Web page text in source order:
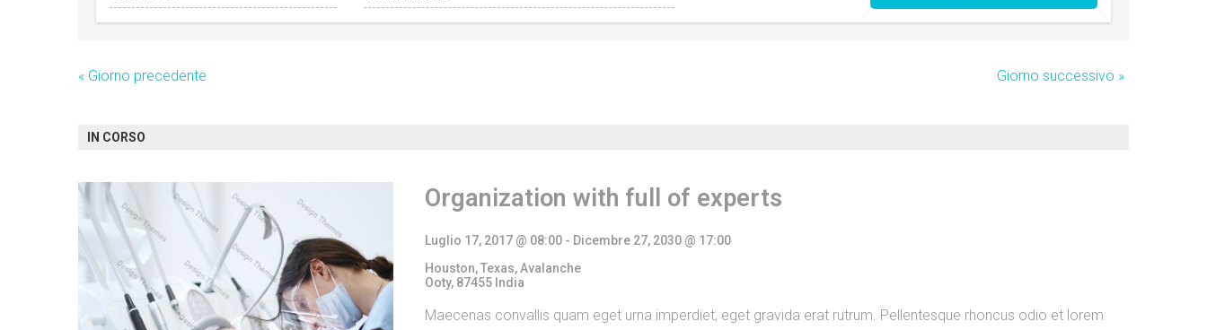
« Giorno precedente Giorno successivo »
IN CORSO
Organization with full of experts
Luglio 17, 2017 @ 08:00 - Dicembre 27, 2030 @ 17:00
Houston, Texas, Avalanche
Ooty, 87455 India
Maecenas convallis quam eget urna imperdiet, eget gravida erat rutrum. Pellentesque rhoncus odio et lorem